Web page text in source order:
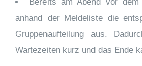
Bereits am Abend vor
anhand der Meldeliste die
Gruppenaufteilung aus.
Wartezeiten kurz und das Ende